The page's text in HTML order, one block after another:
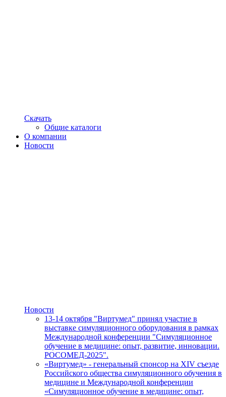
Скачать
Общие каталоги
О компании
Новости
Новости
13-14 октября "Виртумед" принял участие в
выставке симуляционного оборудования в рамках
Международной конференции "Симуляционное
обучение в медицине: опыт, развитие, инновации.
РОСОМЕД-2025".
«Виртумед» - генеральный спонсор на XIV съезде
Российского общества симуляционного обучения в
медицине и Международной конференции
«Симуляционное обучение в медицине: опыт,